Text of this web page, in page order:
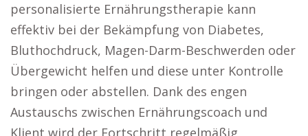
personalisierte Ernährungstherapie kann
effektiv bei der Bekämpfung von Diabetes,
Bluthochdruck, Magen-Darm-Beschwerden oder
Übergewicht helfen und diese unter Kontrolle
bringen oder abstellen. Dank des engen
Austauschs zwischen Ernährungscoach und
Klient wird der Fortschritt regelmäßig